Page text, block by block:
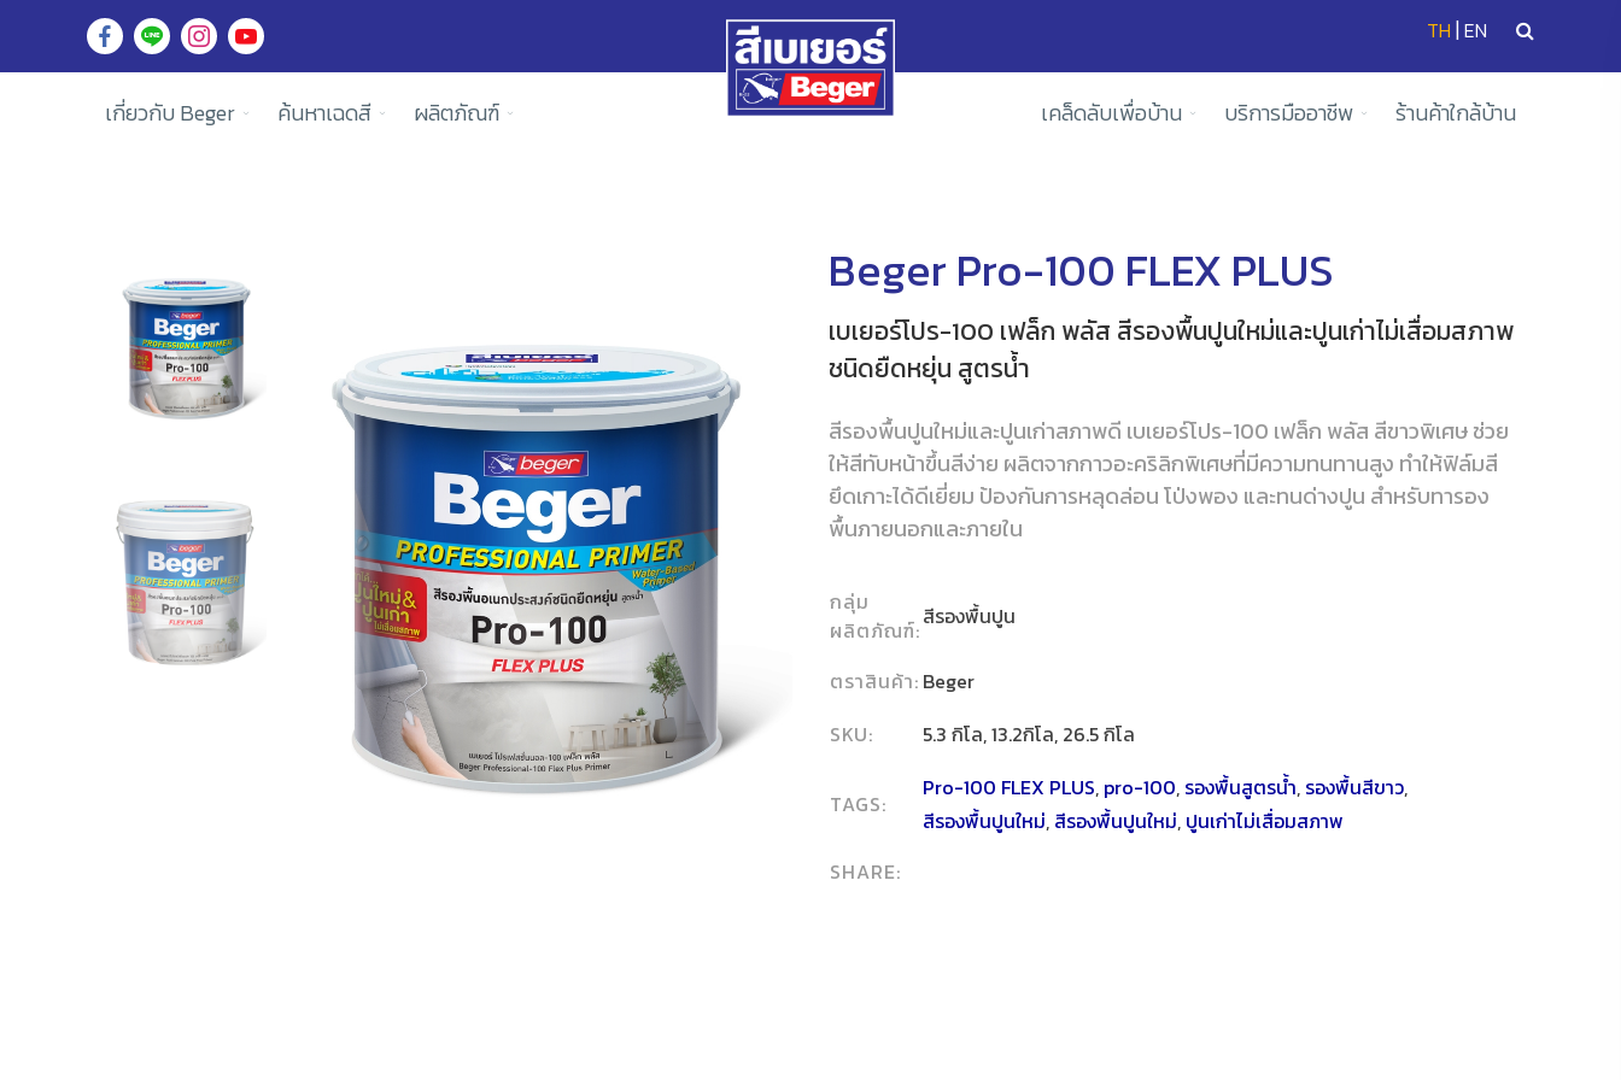
TH |EN
เกี่ยวกับ Beger ค้นหาเฉดสี ผลิตภัณฑ์ เคล็ดลับเพื่อบ้าน บริการมืออาชีพ ร้านค้าใกล้บ้าน
Beger Pro-100 FLEX PLUS
เบเยอร์โปร-100 เฟล็ก พลัส สีรองพื้นปูนใหม่และปูนเก่าไม่เสื่อมสภาพ
ชนิดยืดหยุ่น สูตรน้ำ
สีรองพื้นปูนใหม่และปูนเก่าสภาพดี เบเยอร์โปร-100 เฟล็ก พลัส สีขาวพิเศษ ช่วย
ให้สีทับหน้าขึ้นสีง่าย ผลิตจากกาวอะคริลิกพิเศษที่มีความทนทานสูง ทำให้ฟิล์มสี
ยึดเกาะได้ดีเยี่ยม ป้องกันการหลุดล่อน โป่งพอง และทนด่างปูน สำหรับทารอง
พื้นภายนอกและภายใน
กลุ่ม
ผลิตภัณฑ์:สีรองพื้นปูน
ตราสินค้า: Beger
SKU:
5.3 กิโล, 13.2กิโล, 26.5 กิโล
TAGS:
Pro-100 FLEX PLUS, pro-100, รองพื้นสูตรน้ำ, รองพื้นสีขาว,
สีรองพื้นปูนใหม่, สีรองพื้นปูนใหม่, ปูนเก่าไม่เสื่อมสภาพ
SHARE: